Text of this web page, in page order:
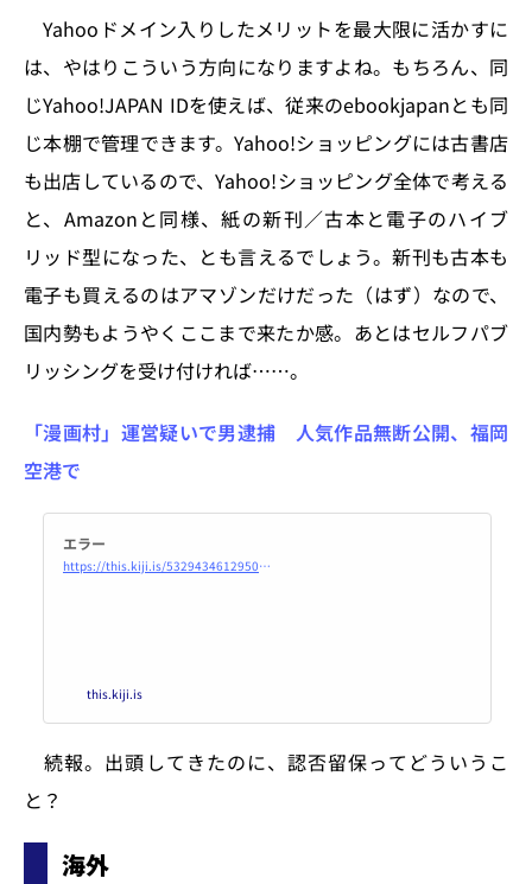
ライン書店を運営する形となっ
okjapanでは従来のebookjapan
と同様、試し読みや期間限定の無
料マンガが閲覧できる。電子書籍
はYahoo!ショッピングのキャン
ペーン対象となるほ...
Yahooドメイン入りしたメリットを最大限に活かすに
は、やはりこういう方向になりますよね。もちろん、同
じYahoo!JAPAN IDを使えば、従来のebookjapanとも同
じ本棚で管理できます。Yahoo!ショッピングには古書店
も出店しているので、Yahoo!ショッピング全体で考える
と、Amazonと同様、紙の新刊／古本と電子のハイブ
リッド型になった、とも言えるでしょう。新刊も古本も
電子も買えるのはアマゾンだけだった（はず）なので、
国内勢もようやくここまで来たか感。あとはセルフパブ
リッシングを受け付ければ……。
「漫画村」運営疑いで男逮捕 人気作品無断公開、福岡
空港で
エラー
https://this.kiji.is/532943461295015009?c=491375730748638305
this.kiji.is
続報。出頭してきたのに、認否留保ってどういうこ
と？
海外